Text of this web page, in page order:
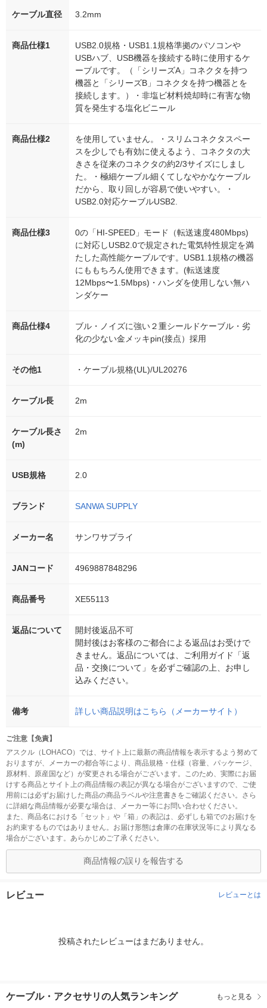
ケーブル直径 3.2mm
商品仕様1
USB2.0規格・USB1.1規格準拠のパソコンや
USBハブ、USB機器を接続する時に使用するケ
ーブルです。（「シリーズA」コネクタを持つ
機器と「シリーズB」コネクタを持つ機器とを
接続します。）・非塩ビ材料焼却時に有害な物
質を発生する塩化ビニール
商品仕様2
を使用していません。・スリムコネクタスペー
スを少しでも有効に使えるよう、コネクタの大
きさを従来のコネクタの約2/3サイズにしまし
た。・極細ケーブル細くてしなやかなケーブル
だから、取り回しが容易で使いやすい。・
USB2.0対応ケーブルUSB2.
商品仕様3
0の「HI-SPEED」モード（転送速度480Mbps)
に対応しUSB2.0で規定された電気特性規定を満
たした高性能ケーブルです。USB1.1規格の機器
にももちろん使用できます。(転送速度
12Mbps〜1.5Mbps)・ハンダを使用しない無ハ
ンダケー
商品仕様4
ブル・ノイズに強い２重シールドケーブル・劣
化の少ない金メッキpin(接点）採用
その他1 ・ケーブル規格(UL)/UL20276
ケーブル長 2m
ケーブル長さ
(m)
2m
USB規格 2.0
ブランド SANWA SUPPLY
メーカー名 サンワサプライ
JANコード 4969887848296
商品番号 XE55113
返品について
開封後返品不可
開封後はお客様のご都合による返品はお受けで
きません。返品については、ご利用ガイド「返
品・交換について」を必ずご確認の上、お申し
込みください。
備考 詳しい商品説明はこちら（メーカーサイト）
ご注意【免責】
アスクル（LOHACO）では、サイト上に最新の商品情報を表示するよう努めて
おりますが、メーカーの都合等により、商品規格・仕様（容量、パッケージ、
原材料、原産国など）が変更される場合がございます。このため、実際にお届
けする商品とサイト上の商品情報の表記が異なる場合がございますので、ご使
用前には必ずお届けした商品の商品ラベルや注意書きをご確認ください。さら
に詳細な商品情報が必要な場合は、メーカー等にお問い合わせください。
また、商品名における「セット」や「箱」の表記は、必ずしも箱でのお届けを
お約束するものではありません。お届け形態は倉庫の在庫状況等により異なる
場合がございます。あらかじめご了承ください。
商品情報の誤りを報告する
レビュー レビューとは
投稿されたレビューはまだありません。
ケーブル・アクセサリの人気ランキング もっと見る